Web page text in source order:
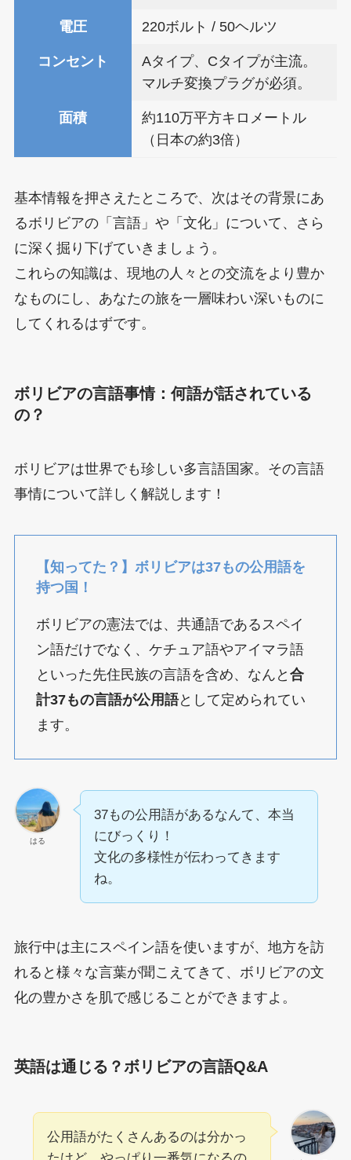
電圧 220ボルト / 50ヘルツ
コンセント
Aタイプ、Cタイプが主流。
マルチ変換プラグが必須。
面積
約110万平方キロメートル
（日本の約3倍）
基本情報を押さえたところで、次はその背景にあ
るボリビアの「言語」や「文化」について、さら
に深く掘り下げていきましょう。
これらの知識は、現地の人々との交流をより豊か
なものにし、あなたの旅を一層味わい深いものに
してくれるはずです。
ボリビアの言語事情：何語が話されている
の？
ボリビアは世界でも珍しい多言語国家。その言語
事情について詳しく解説します！
【知ってた？】ボリビアは37もの公用語を
持つ国！
ボリビアの憲法では、共通語であるスペイ
ン語だけでなく、ケチュア語やアイマラ語
といった先住民族の言語を含め、なんと 合
計37もの言語が公用語として定められてい
ます。
はる
37もの公用語があるなんて、本当
にびっくり！
文化の多様性が伝わってきます
ね。
旅行中は主にスペイン語を使いますが、地方を訪
れると様々な言葉が聞こえてきて、ボリビアの文
化の豊かさを肌で感じることができますよ。
英語は通じる？ボリビアの言語Q&A
公用語がたくさんあるのは分かっ